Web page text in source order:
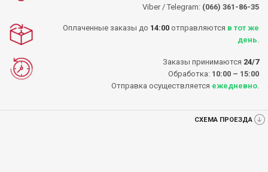
Viber / Telegram: (066) 361-86-35
Оплаченные заказы до 14:00 отправляются в тот же
день
Заказы принимаются 24/7
Обработка: 10:00 – 15:00
Отправка осуществляется ежедневно
СХЕМА ПРОЕЗДА